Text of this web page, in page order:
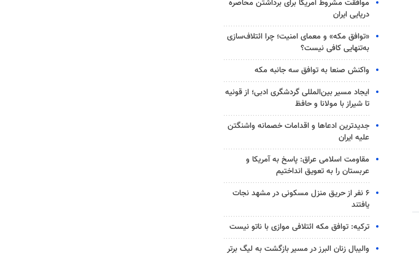
موافقت مشروط آمریکا برای برداشتن محاصره
دریایی ایران
«توافق مکه» و معمای امنیت؛ چرا ائتلاف‌سازی
به‌تنهایی کافی نیست؟
واکنش صنعا به توافق سه جانبه مکه
ایجاد مسیر بین‌المللی گردشگری ادبی؛ از قونیه
تا شیراز با مولانا و حافظ
جدیدترین ادعاها و اقدامات خصمانه واشنگتن
علیه ایران
مقاومت اسلامی عراق: پاسخ به آمریکا و
عربستان را به تعویق انداختیم
۶ نفر از حریق منزل مسکونی در مشهد نجات
یافتند
ترکیه: توافق مکه ائتلافی موازی با ناتو نیست
والیبال زنان البرز در مسیر بازگشت به لیگ برتر